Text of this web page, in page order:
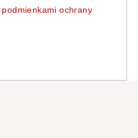
podmienkami ochrany